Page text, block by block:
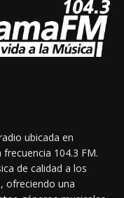
ubicada en
104.3 FM.
de calidad a los
ofreciendo una